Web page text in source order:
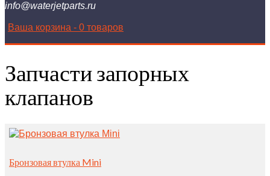
info@waterjetparts.ru
Ваша корзина - 0 товаров
Запчасти запорных
клапанов
Бронзовая втулка Mini